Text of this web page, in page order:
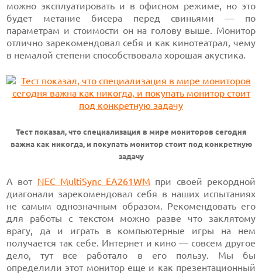
можно эксплуатировать и в офисном режиме, но это
будет метание бисера перед свиньями — по
параметрам и стоимости он на голову выше. Монитор
отлично зарекомендовал себя и как кинотеатрал, чему
в немалой степени способствовала хорошая акустика.
Тест показал, что специализация в мире мониторов сегодня
важна как никогда, и покупать монитор стоит под конкретную
задачу
А вот NEC MultiSync EA261WM при своей рекордной
диагонали зарекомендовал себя в наших испытаниях
не самым однозначным образом. Рекомендовать его
для работы с текстом можно разве что заклятому
врагу, да и играть в компьютерные игры на нем
получается так себе. Интернет и кино — совсем другое
дело, тут все работало в его пользу. Мы бы
определили этот монитор еще и как презентационный